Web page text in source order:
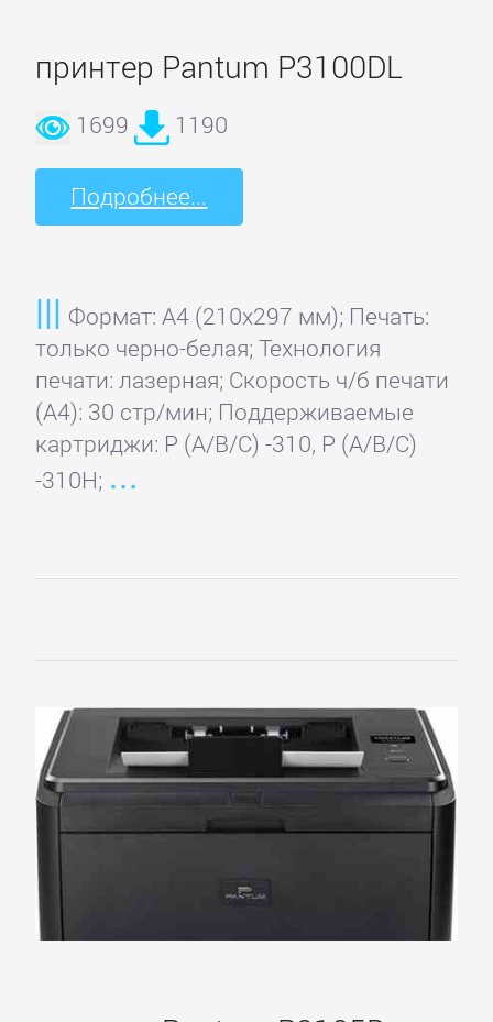
принтер Pantum P3100DL
1699 1190
Подробнее...
Формат: A4 (210x297 мм); Печать:
только черно-белая; Технология
печати: лазерная; Скорость ч/б печати
(А4): 30 стр/мин; Поддерживаемые
картриджи: P (A/B/C) -310, P (A/B/C)
-310H;